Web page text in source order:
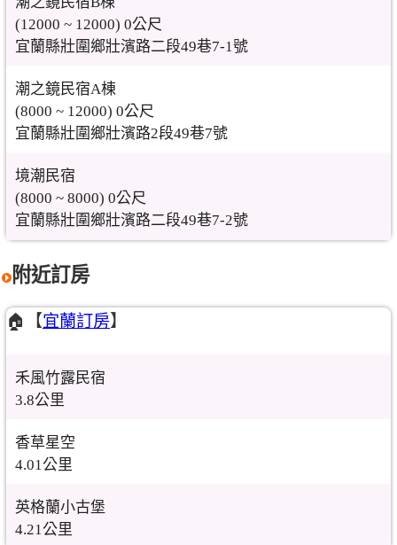
(12000 ~ 12000) 0公尺
宜蘭縣壯圍鄉壯濱路二段49巷7-1號
潮之鏡民宿A棟
(8000 ~ 12000) 0公尺
宜蘭縣壯圍鄉壯濱路2段49巷7號
境潮民宿
(8000 ~ 8000) 0公尺
宜蘭縣壯圍鄉壯濱路二段49巷7-2號
附近訂房
🏠【宜蘭訂房】
禾風竹露民宿
3.8公里
香草星空
4.01公里
英格蘭小古堡
4.21公里